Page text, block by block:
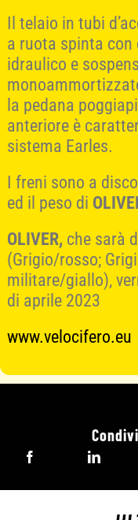
Il telaio in tubi
a ruota spinta
idraulico e
la pedana
anteriore è
sistema Earles.
I freni sono a
ed il peso di
OLIVER, che sarà
(Grigio/rosso;
militare/giallo),
di aprile 2023
www.velocifero.eu